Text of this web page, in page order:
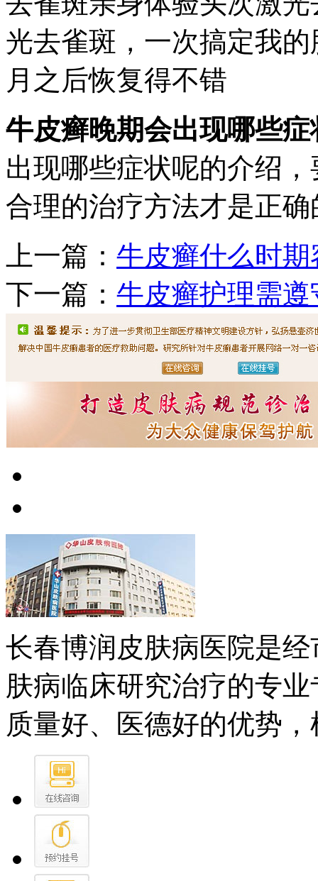
光去雀斑，一次搞定我
月之后恢复得不错
牛皮癣晚期会出现哪些症
出现哪些症状呢的介绍
合理的治疗方法才是正确
上一篇： 牛皮癣什么时
下一篇： 牛皮癣护理需
长春博润皮肤病医院是
肤病临床研究治疗的专
质量好、医德好的优势